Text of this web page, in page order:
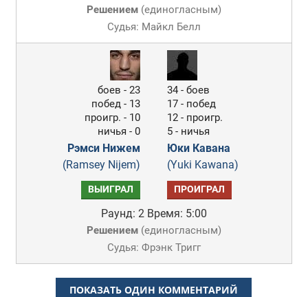
Решением(единогласным)
Судья: Майкл Белл
боев - 23
побед - 13
проигр. - 10
ничья - 0
Рэмси Нижем
(Ramsey Nijem)
34 - боев
17 - побед
12 - проигр.
5 - ничья
Юки Кавана
(Yuki Kawana)
ВЫИГРАЛ ПРОИГРАЛ
Раунд: 2 Время: 5:00
Решением(единогласным)
Судья: Фрэнк Тригг
ПОКАЗАТЬ ОДИН КОММЕНТАРИЙ